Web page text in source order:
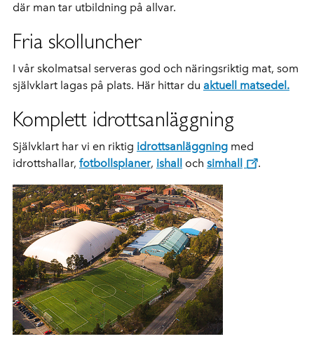
där man tar utbildning på allvar.
Fria skolluncher
I vår skolmatsal serveras god och näringsriktig mat, som
självklart lagas på plats. Här hittar du aktuell matsedel.
Komplett idrottsanläggning
Självklart har vi en riktig idrottsanläggning med
idrottshallar, fotbollsplaner, ishall och simhall .